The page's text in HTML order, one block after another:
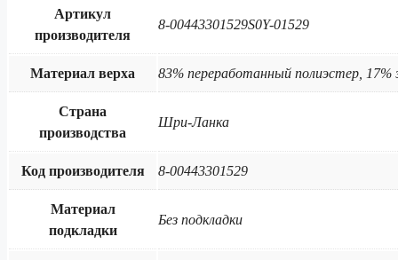
Артикул
производителя
8-00443301529S0Y-01529
Материал верха 83% переработанный полиэстер, 17%
Страна
производства
Шри-Ланка
Код производителя 8-00443301529
Материал
подкладки
Без подкладки